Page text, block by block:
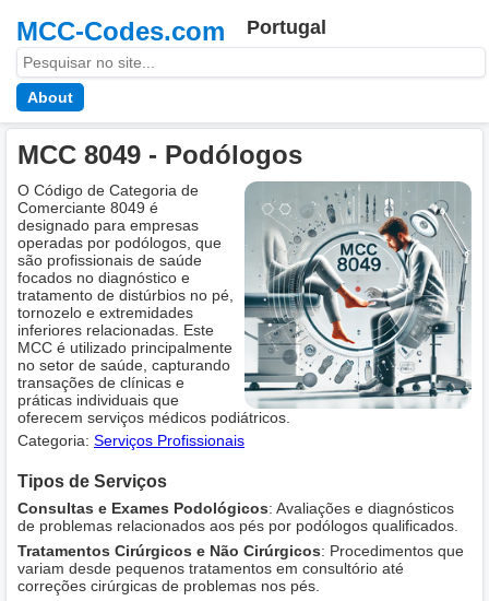
MCC-Codes.com Portugal
About
MCC 8049 - Podólogos
O Código de Categoria de
Comerciante 8049 é
designado para empresas
operadas por podólogos, que
são profissionais de saúde
focados no diagnóstico e
tratamento de distúrbios no pé,
tornozelo e extremidades
inferiores relacionadas. Este
MCC é utilizado principalmente
no setor de saúde, capturando
transações de clínicas e
práticas individuais que
oferecem serviços médicos podiátricos.
Categoria: Serviços Profissionais
Tipos de Serviços
Consultas e Exames Podológicos: Avaliações e diagnósticos
de problemas relacionados aos pés por podólogos qualificados.
Tratamentos Cirúrgicos e Não Cirúrgicos: Procedimentos que
variam desde pequenos tratamentos em consultório até
correções cirúrgicas de problemas nos pés.